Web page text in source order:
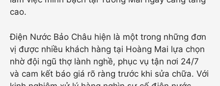
cao.
Điện Nước Bảo Châu hiện là một trong những đơn
vị được nhiều khách hàng tại Hoàng Mai lựa chọn
nhờ đội ngũ thợ lành nghề, phục vụ tận nơi 24/7
và cam kết báo giá rõ ràng trước khi sửa chữa. Với